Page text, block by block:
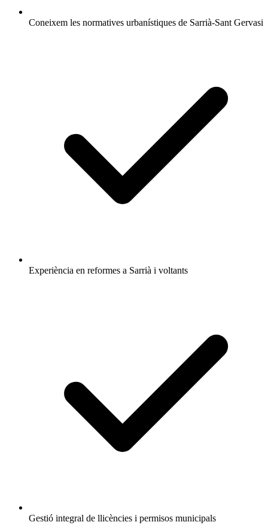
Coneixem les normatives urbanístiques de Sarrià-Sant Gervasi
Experiència en reformes a Sarrià i voltants
Gestió integral de llicències i permisos municipals